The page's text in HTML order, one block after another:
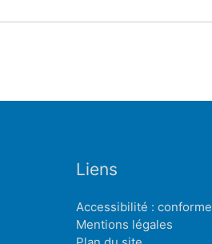
Liens
Accessibilité : conforme
Mentions légales